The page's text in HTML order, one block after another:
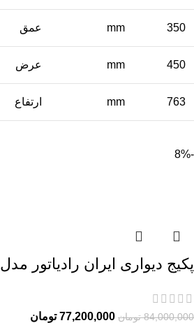
350
mm عمق
450
mm عرض
763
mm ارتفاع
-8%
پکیج دیواری ایران رادیاتور مدل M24FF
84,000,000 تومان 77,200,000 تومان